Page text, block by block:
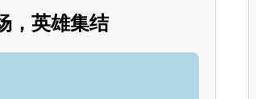
，英雄集结